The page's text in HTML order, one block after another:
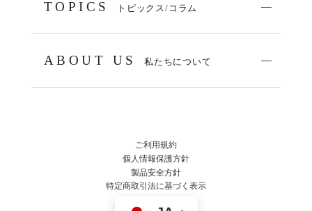
TOPICS トピックス/コラム
ABOUT US 私たちについて
ご利用規約
個人情報保護方針
製品安全方針
特定商取引法に基づく表示